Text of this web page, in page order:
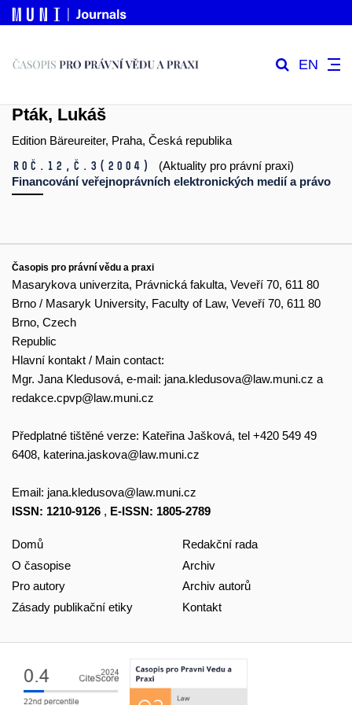
EN
Pták, Lukáš
Edition Bäreureiter, Praha, Česká republika
Roč.12, č.3 (2004)
(Aktuality pro právní praxi)
Financování veřejnoprávních elektronických medií a právo
Časopis pro právní vědu a praxi
Masarykova univerzita, Právnická fakulta, Veveří 70, 611 80
Brno / Masaryk University, Faculty of Law, Veveří 70, 611 80
Brno, Czech
Republic
Hlavní kontakt / Main contact:
Mgr. Jana Kledusová, e-mail: jana.kledusova@law.muni.cz a
redakce.cpvp@law.muni.cz
Předplatné tištěné verze: Kateřina Jašková, tel +420 549 49
6408, katerina.jaskova@law.muni.cz
Email: jana.kledusova@law.muni.cz
ISSN: 1210-9126 , E-ISSN: 1805-2789
Domů
O časopise
Pro autory
Zásady publikační etiky
Redakční rada
Archiv
Archiv autorů
Kontakt